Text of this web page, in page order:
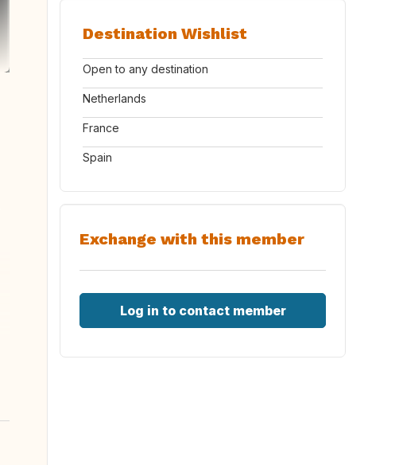
Destination Wishlist
Open to any destination
Netherlands
France
Spain
Exchange with this member
Log in to contact member